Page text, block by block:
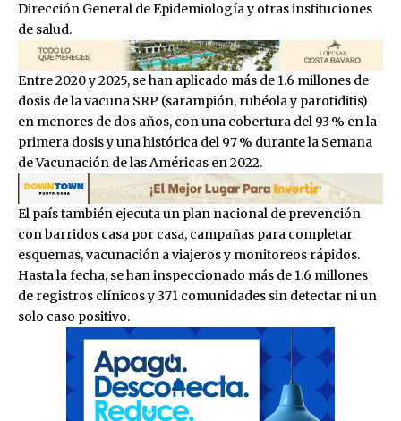
Dirección General de Epidemiología y otras instituciones
de salud.
Entre 2020 y 2025, se han aplicado más de 1.6 millones de
dosis de la vacuna SRP (sarampión, rubéola y parotiditis)
en menores de dos años, con una cobertura del 93 % en la
primera dosis y una histórica del 97 % durante la Semana
de Vacunación de las Américas en 2022.
El país también ejecuta un plan nacional de prevención
con barridos casa por casa, campañas para completar
esquemas, vacunación a viajeros y monitoreos rápidos.
Hasta la fecha, se han inspeccionado más de 1.6 millones
de registros clínicos y 371 comunidades sin detectar ni un
solo caso positivo.